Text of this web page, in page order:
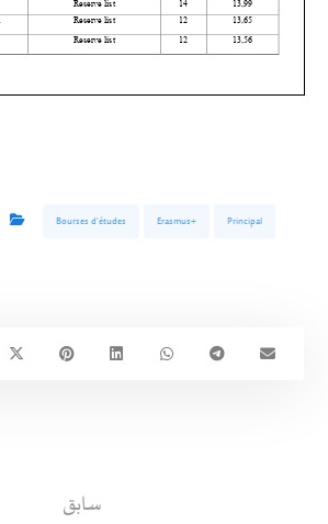
Bourses d'études Erasmus+ Principal
سابق